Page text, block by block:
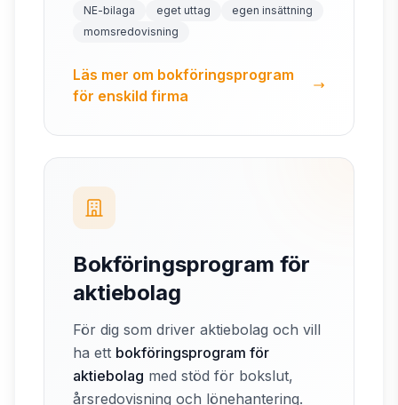
NE-bilaga eget uttag
egen insättning
momsredovisning
Läs mer om bokföringsprogram
för enskild firma
Bokföringsprogram för
aktiebolag
För dig som driver aktiebolag och vill
ha ett bokföringsprogram för
aktiebolag med stöd för bokslut,
årsredovisning och lönehantering.